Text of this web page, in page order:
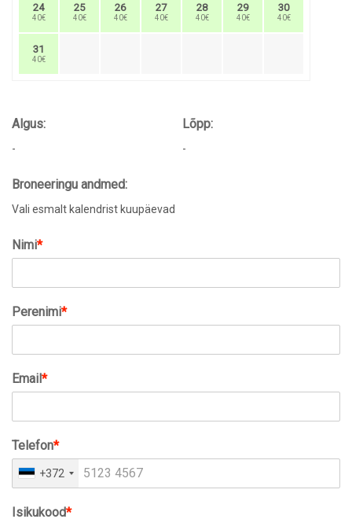
24
40€
25
40€
26
40€
27
40€
28
40€
29
40€
30
40€
31
40€
Algus:
-
Lõpp:
-
Broneeringu andmed:
Vali esmalt kalendrist kuupäevad
Nimi*
Perenimi*
Email*
Telefon*
+372
Isikukood*